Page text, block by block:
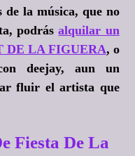
de la música, que no
podrásalquilar un
DE LA FIGUERA, o
deejay, aun un
fluir el artista que
Fiesta De La